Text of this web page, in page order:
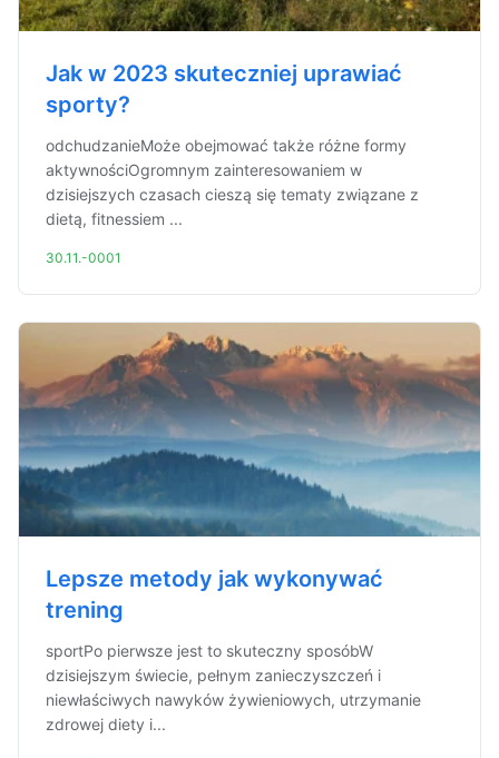
Jak w 2023 skuteczniej uprawiać
sporty?
odchudzanieMoże obejmować także różne formy
aktywnościOgromnym zainteresowaniem w
dzisiejszych czasach cieszą się tematy związane z
dietą, fitnessiem ...
30.11.-0001
Lepsze metody jak wykonywać
trening
sportPo pierwsze jest to skuteczny sposóbW
dzisiejszym świecie, pełnym zanieczyszczeń i
niewłaściwych nawyków żywieniowych, utrzymanie
zdrowej diety i...